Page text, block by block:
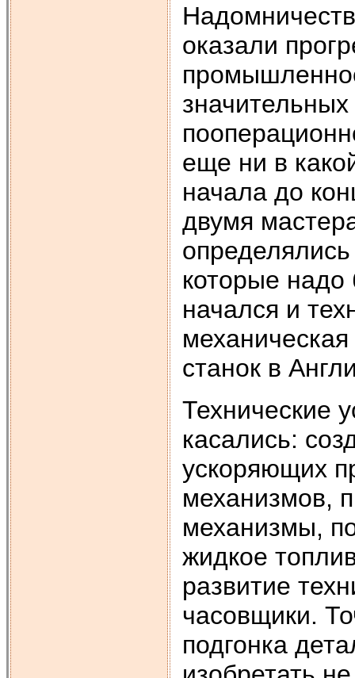
оказали
еще ни в
начала до
двумя
которые
начался и
станок в
Технические
касались:
ускоряющих
механизмов,
механизмы,
жидкое
развитие
часовщики.
подгонка